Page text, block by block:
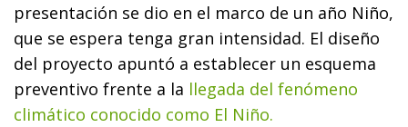
presentación se dio en el marco de un año Niño,
que se espera tenga gran intensidad. El diseño
del proyecto apuntó a establecer un esquema
preventivo frente a la llegada del fenómeno
climático conocido como El Niño.